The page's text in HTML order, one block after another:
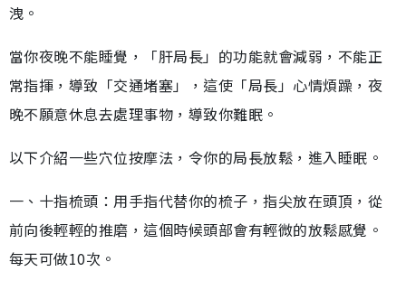
洩。
當你夜晚不能睡覺，「肝局長」的功能就會減弱，不能正
常指揮，導致「交通堵塞」，這使「局長」心情煩躁，夜
晚不願意休息去處理事物，導致你難眠。
以下介紹一些穴位按摩法，令你的局長放鬆，進入睡眠。
一、十指梳頭：用手指代替你的梳子，指尖放在頭頂，從
前向後輕輕的推磨，這個時候頭部會有輕微的放鬆感覺。
每天可做10次。